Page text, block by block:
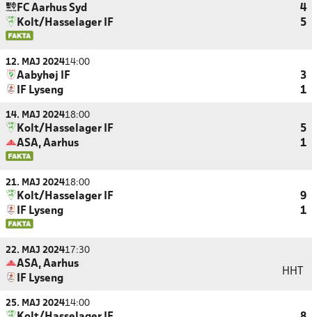
FC Aarhus Syd
4
Kolt/Hasselager IF
5
12. MAJ 202414:00
Aabyhøj IF
3
IF Lyseng
1
14. MAJ 202418:00
Kolt/Hasselager IF
5
ASA, Aarhus
1
21. MAJ 202418:00
Kolt/Hasselager IF
9
IF Lyseng
1
22. MAJ 202417:30
ASA, Aarhus
IF Lyseng
HHT
25. MAJ 202414:00